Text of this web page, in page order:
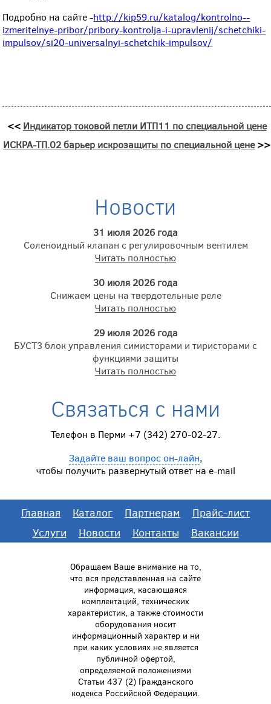
Подробно на сайте -http://kip59.ru/katalog/kontrolno--
izmeritelnye-pribor/pribory-kontrolja-i-upravlenij/schetchiki-
impulsov/si20-universalnyi-schetchik-impulsov/
<< Индикатор токовой петли ИТП11 по специальной цене
ИСКРА-ТП.02 барьер искрозащиты по специальной цене>>
Новости
31 июля 2026 года
Соленоидный клапан с регулировочным вентилем
Читать полностью
30 июля 2026 года
Снижаем цены на твердотельные реле
Читать полностью
29 июля 2026 года
БУСТ3 блок управления симисторами и тиристорами с
функциями защиты
Читать полностью
Связаться с нами
Телефон в Перми +7 (342) 270-02-27.
Задайте ваш вопрос он-лайн,
чтобы получить развернутый ответ на e-mail
Главная Каталог Партнерам
Прайс-лист
Услуги
Новости Контакты Вакансии
Обращаем Ваше внимание на то,
что вся представленная на сайте
информация, касающаяся
комплектаций, технических
характеристик, а также стоимости
оборудования носит
информационный характер и ни
при каких условиях не является
публичной офертой,
определяемой положениями
Статьи 437 (2) Гражданского
кодекса Российской Федерации.